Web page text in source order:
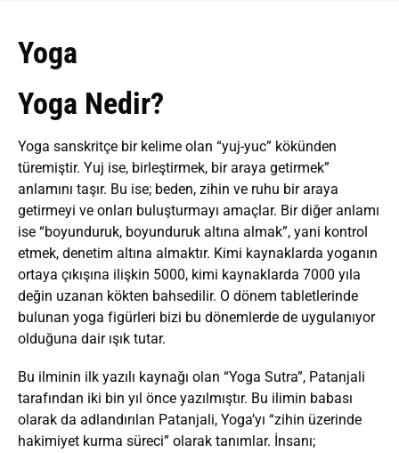
Yoga
Yoga Nedir?
Yoga sanskritçe bir kelime olan “yuj-yuc” kökünden
türemiştir. Yuj ise, birleştirmek, bir araya getirmek”
anlamını taşır. Bu ise; beden, zihin ve ruhu bir araya
getirmeyi ve onları buluşturmayı amaçlar. Bir diğer anlamı
ise “boyunduruk, boyunduruk altına almak”, yani kontrol
etmek, denetim altına almaktır. Kimi kaynaklarda yoganın
ortaya çıkışına ilişkin 5000, kimi kaynaklarda 7000 yıla
değin uzanan kökten bahsedilir. O dönem tabletlerinde
bulunan yoga figürleri bizi bu dönemlerde de uygulanıyor
olduğuna dair ışık tutar.
Bu ilminin ilk yazılı kaynağı olan “Yoga Sutra”, Patanjali
tarafından iki bin yıl önce yazılmıştır. Bu ilimin babası
olarak da adlandırılan Patanjali, Yoga’yı “zihin üzerinde
hakimiyet kurma süreci” olarak tanımlar. İnsanı;